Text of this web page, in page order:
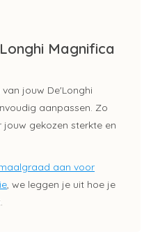
Magnifica
jouw De'Longhi
aanpassen. Zo
gekozen sterkte en
aan voor
, we leggen je uit hoe je